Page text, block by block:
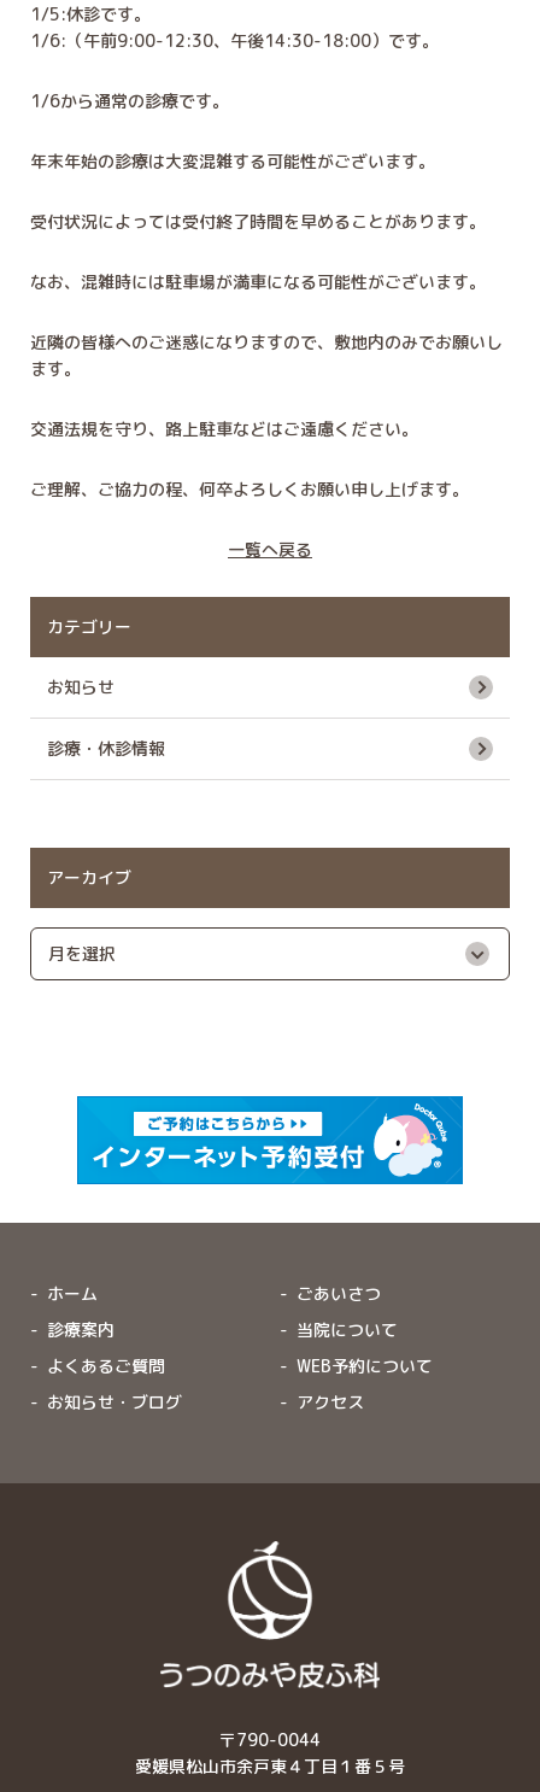
1/5:休診です。
1/6:（午前9:00-12:30、午後14:30-18:00）です。
1/6から通常の診療です。
年末年始の診療は大変混雑する可能性がございます。
受付状況によっては受付終了時間を早めることがあります。
なお、混雑時には駐車場が満車になる可能性がございます。
近隣の皆様へのご迷惑になりますので、敷地内のみでお願いし
ます。
交通法規を守り、路上駐車などはご遠慮ください。
ご理解、ご協力の程、何卒よろしくお願い申し上げます。
一覧へ戻る
カテゴリー
お知らせ
診療・休診情報
アーカイブ
ホーム
ごあいさつ
診療案内
当院について
よくあるご質問
WEB予約について
お知らせ・ブログ
アクセス
〒790-0044
愛媛県松山市余戸東４丁目１番５号